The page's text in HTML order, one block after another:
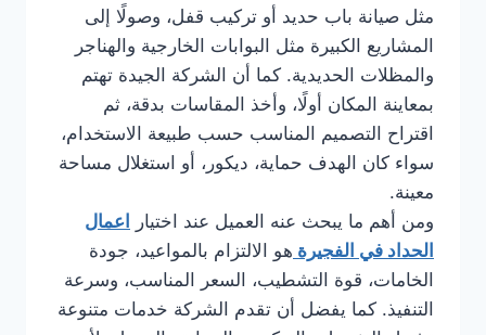
مثل صيانة باب حديد أو تركيب قفل، وصولًا إلى
المشاريع الكبيرة مثل البوابات الخارجية والهناجر
والمظلات الحديدية. كما أن الشركة الجيدة تهتم
بمعاينة المكان أولًا، وأخذ المقاسات بدقة، ثم
اقتراح التصميم المناسب حسب طبيعة الاستخدام،
سواء كان الهدف حماية، ديكور، أو استغلال مساحة
معينة.
ومن أهم ما يبحث عنه العميل عند اختيار
اعمال
الحداد في الفجيرة هو الالتزام بالمواعيد، جودة
الخامات، قوة التشطيب، السعر المناسب، وسرعة
التنفيذ. كما يفضل أن تقدم الشركة خدمات متنوعة